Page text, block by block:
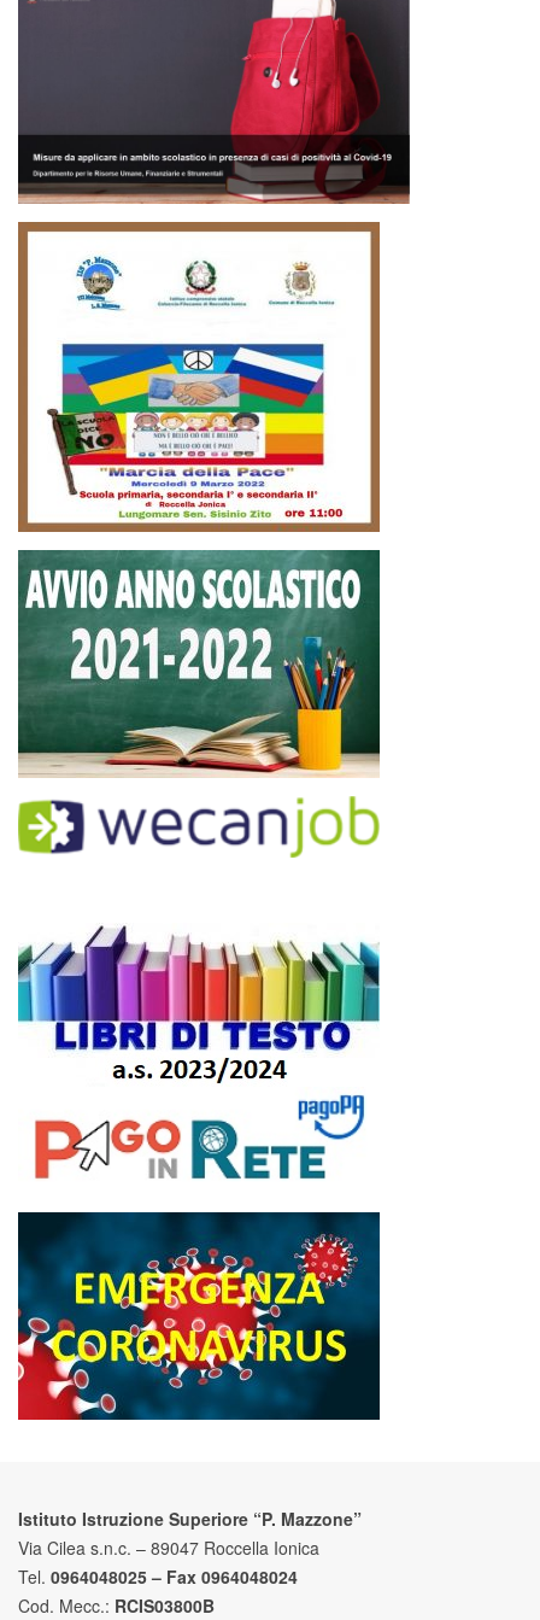
Istituto Istruzione Superiore “P. Mazzone”
Via Cilea s.n.c. – 89047 Roccella Ionica
Tel. 0964048025 – Fax 0964048024
Cod. Mecc.: RCIS03800B